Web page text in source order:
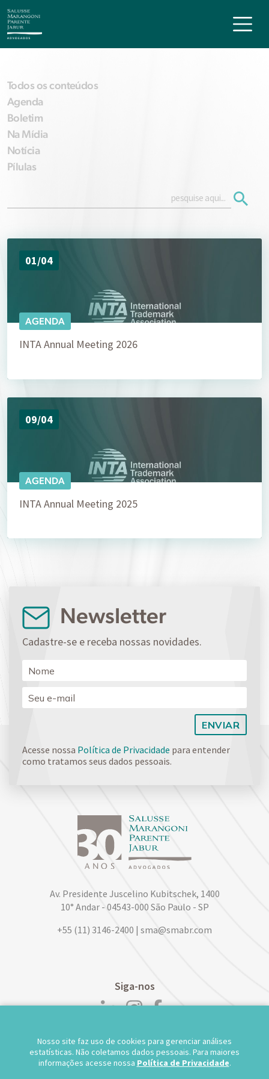
Todos os conteúdos
Agenda
Boletim
Na Mídia
Notícia
Pílulas
01/04
AGENDA
INTA Annual Meeting 2026
09/04
AGENDA
INTA Annual Meeting 2025
Newsletter
Cadastre-se e receba nossas novidades.
Acesse nossa Política de Privacidade para entender
como tratamos seus dados pessoais.
Av. Presidente Juscelino Kubitschek, 1400
10° Andar - 04543-000 São Paulo - SP
+55 (11) 3146-2400 | sma@smabr.com
Siga-nos
POLÍTICA DE PRIVACIDADE DE DADOS
Nosso site faz uso de cookies para gerenciar análises
estatísticas. Não coletamos dados pessoais. Para maiores
informações acesse nossa Política de Privacidade.